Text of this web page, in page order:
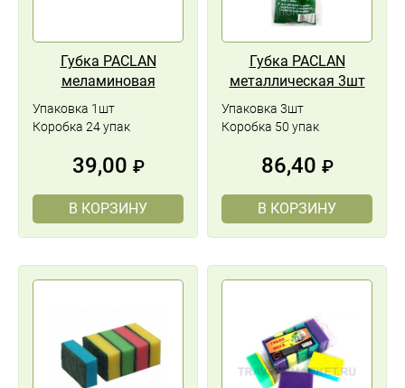
Губка PACLAN
меламиновая
Упаковка 1шт
Коробка 24 упак
39,00 ₽
В КОРЗИНУ
Губка PACLAN
металлическая 3шт
Упаковка 3шт
Коробка 50 упак
86,40 ₽
В КОРЗИНУ